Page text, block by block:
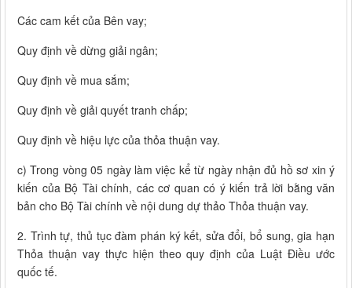
Các cam kết của Bên vay;
Quy định về dừng giải ngân;
Quy định về mua sắm;
Quy định về giải quyết tranh chấp;
Quy định về hiệu lực của thỏa thuận vay.
c) Trong vòng 05 ngày làm việc kể từ ngày nhận đủ hồ sơ xin ý
kiến của Bộ Tài chính, các cơ quan có ý kiến trả lời bằng văn
bản cho Bộ Tài chính về nội dung dự thảo Thỏa thuận vay.
2. Trình tự, thủ tục đàm phán ký kết, sửa đổi, bổ sung, gia hạn
Thỏa thuận vay thực hiện theo quy định của Luật Điều ước
quốc tế.